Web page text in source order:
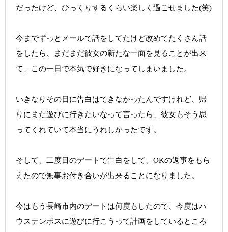
だったけど、びっくりするくらい楽しく過ごせました(笑)
今までずっとメールで話をしてたけど改めてたくさん話
をしたら、まだまだ彼女の新たな一面を見ることが出来
て、この一日で本気で好きになってしまいました。
いきなりその日に告白はできなかったんですけれど、帰
りにまた遊びに行きたいなって言ったら、彼女もそう思
ってくれていて本当にうれしかったです。
そして、二度目のデートで告白をして、OKの返事をもら
えたので無事お付き合いが出来ることになりました。
今はもう長崎市内のデートは何度もしたので、今度はハ
ウステンボスに遊びに行こうって計画をしているところ